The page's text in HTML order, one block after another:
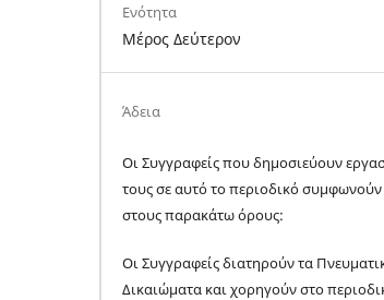
Ενότητα
Μέρος Δεύτερον
Άδεια
Οι Συγγραφείς που δημοσιεύουν
τους σε αυτό το περιοδικό συμφωνούν
στους παρακάτω όρους:
Οι Συγγραφείς διατηρούν τα
Δικαιώματα και χορηγούν στο